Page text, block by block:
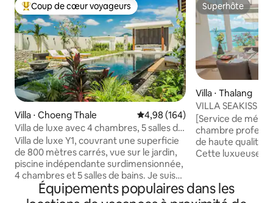
Coups de cœur voyageurs les plus appréciés
Coup de cœur voyageurs
Villa ⋅ Choeng Thale Évaluation moyenne sur la
4,98 (164)
Villa de luxe avec 4 chambres, 5 salles de
bains et une grande piscine sur une
surface de 800 mètres carrés à Phuket
Y1
Villa de luxe Y1, couvrant une superficie
de 800 mètres carrés, vue sur le jardin,
piscine indépendante surdimensionnée,
4 chambres et 5 salles de bains. Je suis
sûr que vous tomberez amoureux dès
que vous la verrez. En entrant dans la
Superhôte
Superhôte
Villa ⋅ Thalang
VILLA SEAKISS
avec vue sur la
offert, femme de
majordome
[Service de
chambre
de haute qualité
Cette luxueuse
Phuket,
sereine, dans
Équipements populaires dans les